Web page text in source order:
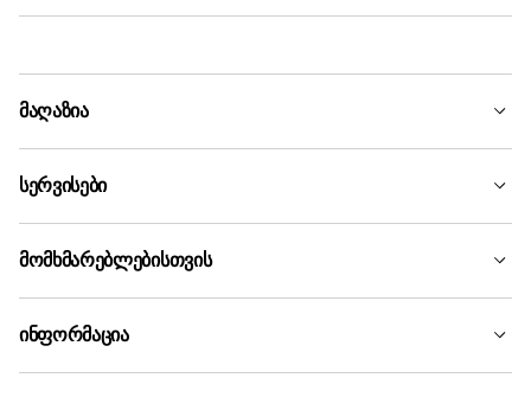
მაღაზია
სერვისები
მომხმარებლებისთვის
ინფორმაცია